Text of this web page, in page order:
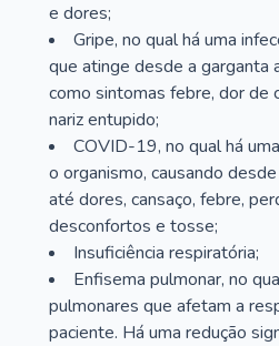
e dores;
Gripe, no qual há uma
que atinge desde a
como sintomas febre, dor de
nariz entupido;
COVID-19, no qual há
o organismo, causando
até dores, cansaço, febre,
desconfortos e tosse;
Insuficiência respiratória;
Enfisema pulmonar, no
pulmonares que afetam a
paciente. Há uma redução